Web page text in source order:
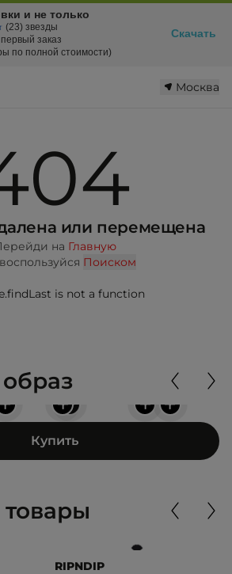
Москва
или перемещена
на Главную
Поиском
is not a function
+
+
+ +
Купить
RIPNDIP
и не только
(23) звезды
заказ
по полной стоимости)
Скачать